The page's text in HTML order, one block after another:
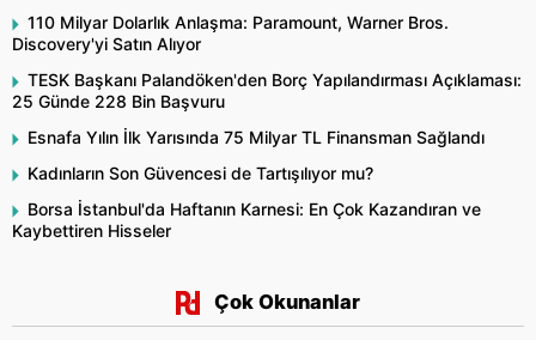
110 Milyar Dolarlık Anlaşma: Paramount, Warner Bros.
Discovery'yi Satın Alıyor
TESK Başkanı Palandöken'den Borç Yapılandırması Açıklaması:
25 Günde 228 Bin Başvuru
Esnafa Yılın İlk Yarısında 75 Milyar TL Finansman Sağlandı
Kadınların Son Güvencesi de Tartışılıyor mu?
Borsa İstanbul'da Haftanın Karnesi: En Çok Kazandıran ve
Kaybettiren Hisseler
Çok Okunanlar